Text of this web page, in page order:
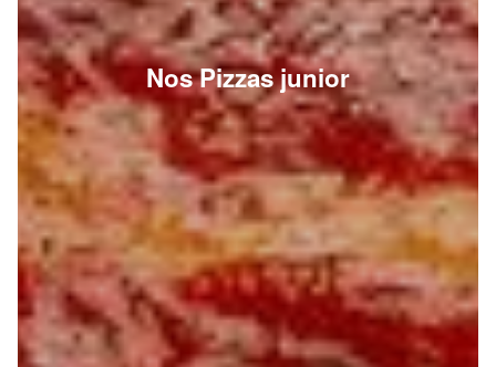
Nos Pizzas junior